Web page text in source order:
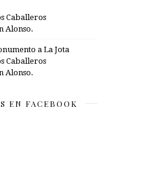
Caballeros
Alonso.
a La Jota
Caballeros
Alonso.
EN FACEBOOK